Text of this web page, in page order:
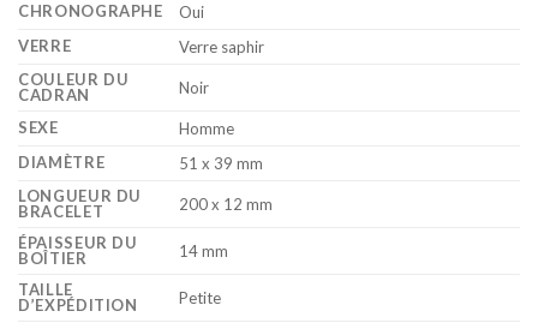
CHRONOGRAPHE
Oui
VERRE
Verre saphir
COULEUR DU
CADRAN
Noir
SEXE
Homme
DIAMÈTRE
51 x 39 mm
LONGUEUR DU
BRACELET
200 x 12 mm
ÉPAISSEUR DU
BOÎTIER
14 mm
TAILLE
D’EXPÉDITION
Petite